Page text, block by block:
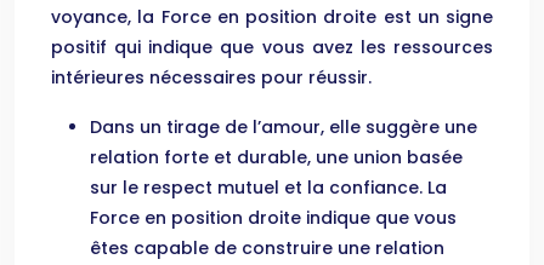
voyance, la Force en position droite est un signe
positif qui indique que vous avez les ressources
intérieures nécessaires pour réussir.
Dans un tirage de l’amour, elle suggère une
relation forte et durable, une union basée
sur le respect mutuel et la confiance. La
Force en position droite indique que vous
êtes capable de construire une relation